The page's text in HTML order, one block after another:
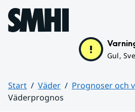
Hoppa till sidans innehåll
Gul,
Start Väder
Prognoser och
Väderprognos